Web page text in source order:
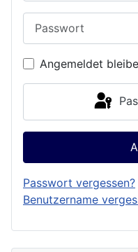
Angemeldet
Passwort vergessen?
Benutzername